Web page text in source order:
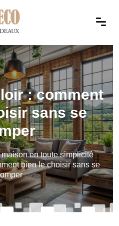
: comment
sans se
en toute simplicité
bien le choisir sans se